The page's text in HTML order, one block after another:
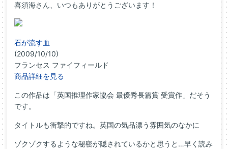
喜須海さん、いつもありがとうございます！
石が流す血
(2009/10/10)
フランセス ファイフィールド
商品詳細を見る
この作品は「英国推理作家協会 最優秀長篇賞 受賞作」だそう
です。
タイトルも衝撃的ですね。英国の気品漂う雰囲気のなかに
ゾクゾクするような秘密が隠されているかと思うと…早く読み